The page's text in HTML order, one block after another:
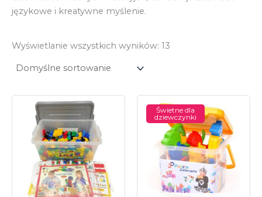
językowe i kreatywne myślenie.
Wyświetlanie wszystkich wyników: 13
Świetne dla
dziewczynki